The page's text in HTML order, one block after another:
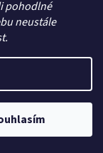
pohodlné
neustále
vyhrazena.Upravit